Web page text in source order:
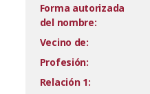
Forma autorizada
del nombre:
Vecino de:
Profesión:
Relación 1: